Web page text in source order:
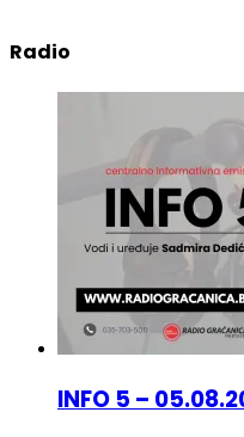
INFO 5 –
5. Avgusta 2026.